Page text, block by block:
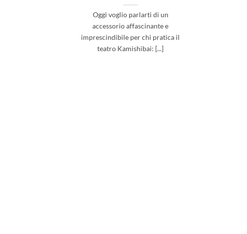
Oggi voglio parlarti di un
accessorio affascinante e
imprescindibile per chi pratica il
teatro Kamishibai: [...]